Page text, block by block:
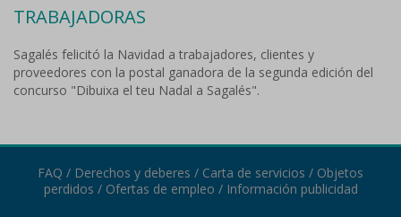
TRABAJADORAS
Sagalés felicitó la Navidad a trabajadores, clientes y
proveedores con la postal ganadora de la segunda edición del
concurso "Dibuixa el teu Nadal a Sagalés".
FAQ / Derechos y deberes / Carta de servicios / Objetos
perdidos / Ofertas de empleo / Información publicidad